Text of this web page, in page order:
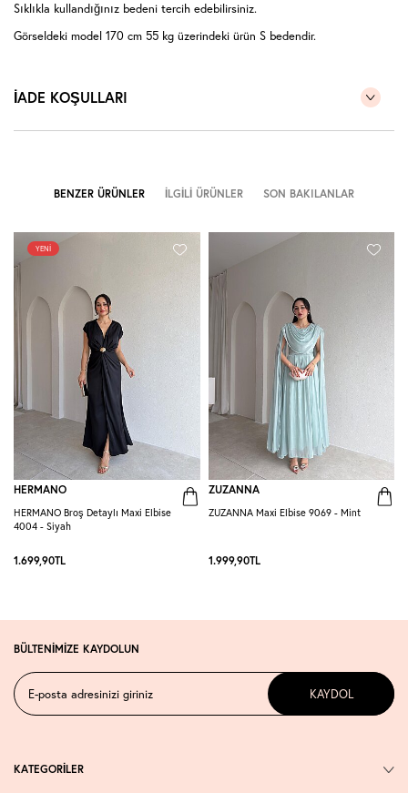
Sıklıkla kullandığınız bedeni tercih edebilirsiniz.
Görseldeki model 170 cm 55 kg üzerindeki ürün S bedendir.
İADE KOŞULLARI
BENZER ÜRÜNLER İLGILI ÜRÜNLER SON BAKILANLAR
YENI
HERMANO
HERMANO Broş Detaylı Maxi Elbise
4004 - Siyah
1.699,90TL
ZUZANNA
ZUZANNA Maxi Elbise 9069 - Mint
1.999,90TL
BÜLTENİMİZE KAYDOLUN
KAYDOL
KATEGORİLER